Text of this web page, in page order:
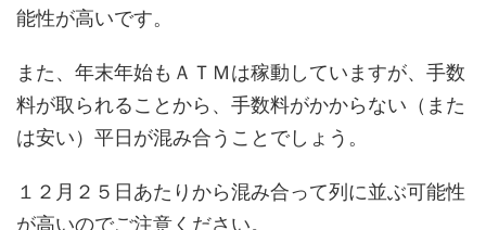
能性が高いです。
また、年末年始もＡＴＭは稼動していますが、手数
料が取られることから、手数料がかからない（また
は安い）平日が混み合うことでしょう。
１２月２５日あたりから混み合って列に並ぶ可能性
が高いのでご注意ください。